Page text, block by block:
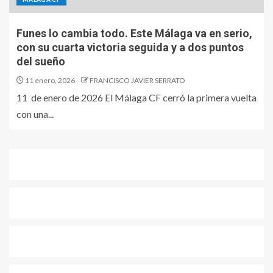
Funes lo cambia todo. Este Málaga va en serio,
con su cuarta victoria seguida y a dos puntos
del sueño
11 enero, 2026 FRANCISCO JAVIER SERRATO
11 de enero de 2026 El Málaga CF cerró la primera vuelta
con una...